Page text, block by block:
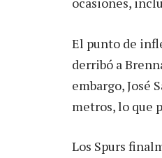
El punto de
derribó a
embargo, José
metros, lo que
Los Spurs